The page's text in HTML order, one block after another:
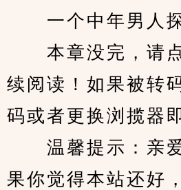
一个中年男人探
本章没完，请
续阅读！如果被转
码或者更换浏揽器
温馨提示：亲爱
果你觉得本站还好